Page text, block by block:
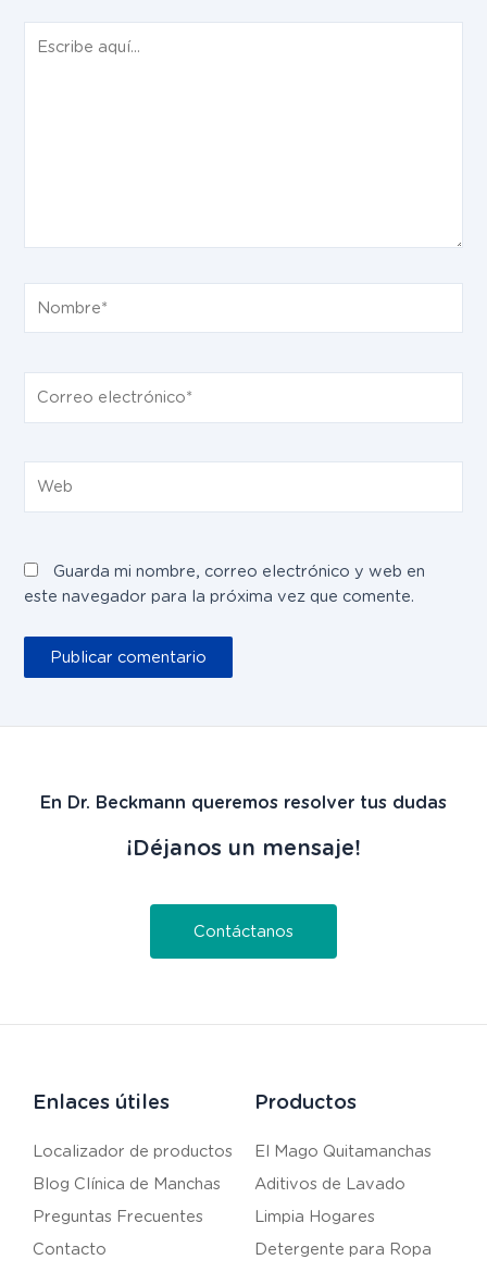
aquí...
electrónico*
Guarda mi nombre, correo electrónico y web en
este navegador para la próxima vez que comente.
En Dr. Beckmann queremos resolver tus dudas
¡Déjanos un mensaje!
Contáctanos
Enlaces útiles
Localizador de productos
Blog Clínica de Manchas
Preguntas Frecuentes
Contacto
Productos
El Mago Quitamanchas
Aditivos de Lavado
Limpia Hogares
Detergente para Ropa